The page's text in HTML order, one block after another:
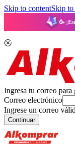
Skip to contentSkip
🥳
Ingresa tu correo
Correo electrónico
Ingrese un correo
Continuar